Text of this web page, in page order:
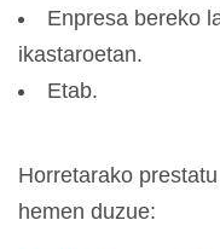
Enpresa bereko
ikastaroetan.
Etab.
Horretarako
hemen duzue: